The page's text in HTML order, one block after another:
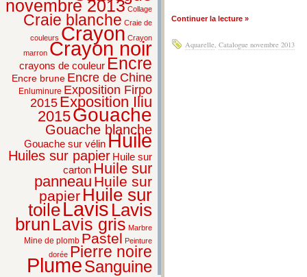
novembre 2013 Collage
Craie blanche Craie de
couleurs Crayon Crayon
marron Crayon noir
crayons de couleur Encre
Encre brune Encre de Chine
Enluminure Exposition Firpo
2015 Exposition Iliu
2015Gouache
Gouache blanche
Gouache sur vélinHuile
Huiles sur papier Huile sur
carton Huile sur
panneau Huile sur
papier Huile sur
toileLavis Lavis
brun Lavis gris Marbre
Mine de plomb Pastel Peinture
dorée Pierre noire
PlumeSanguine
Continuer la lecture »
Aquarelle, Catalogue novembre 2013